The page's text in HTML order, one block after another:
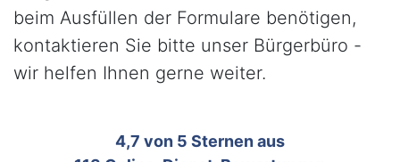
beim Ausfüllen der Formulare benötigen,
kontaktieren Sie bitte unser Bürgerbüro -
wir helfen Ihnen gerne weiter.